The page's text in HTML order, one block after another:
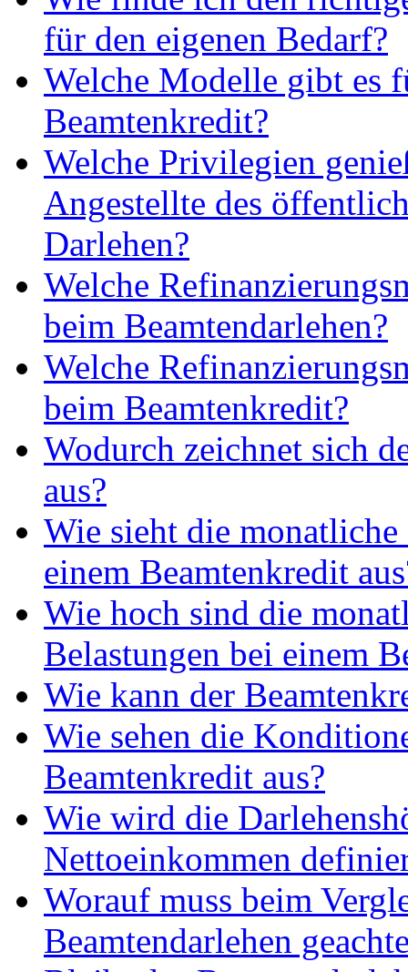
für den eigenen Bedarf?
Welche Modelle gibt es
Beamtenkredit?
Welche Privilegien
Angestellte des
Darlehen?
Welche
beim Beamtendarlehen?
Welche
beim Beamtenkredit?
Wodurch zeichnet sich
aus?
Wie sieht die
einem Beamtenkredit
Wie hoch sind die
Belastungen bei einem
Wie kann der
Wie sehen die
Beamtenkredit aus?
Wie wird die
Nettoeinkommen
Worauf muss beim
Beamtendarlehen